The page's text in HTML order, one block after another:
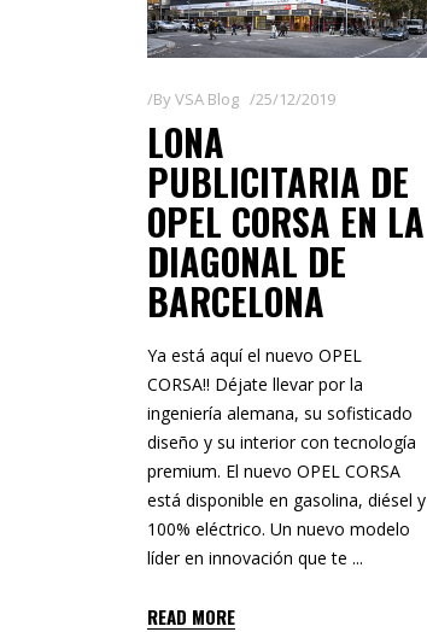
ByVSA Blog 25/12/2019
LONA
PUBLICITARIA DE
OPEL CORSA EN LA
DIAGONAL DE
BARCELONA
Ya está aquí el nuevo OPEL
CORSA!! Déjate llevar por la
ingeniería alemana, su sofisticado
diseño y su interior con tecnología
premium. El nuevo OPEL CORSA
está disponible en gasolina, diésel y
100% eléctrico. Un nuevo modelo
líder en innovación que te
READ MORE